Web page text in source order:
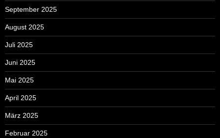
September 2025
August 2025
Juli 2025
Juni 2025
Mai 2025
April 2025
März 2025
Februar 2025